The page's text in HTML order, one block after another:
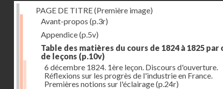
PAGE DE TITRE (Première image)
Avant-propos (p.3r)
Appendice(p.5v)
Table des matières du cours de 1824 à 1825 par
de leçons (p.10v)
6 décembre 1824. 1ère leçon. Discours d'ouverture.
Réflexions sur les progrès de l'industrie en France.
Premières notions sur l'éclairage(p.24r)